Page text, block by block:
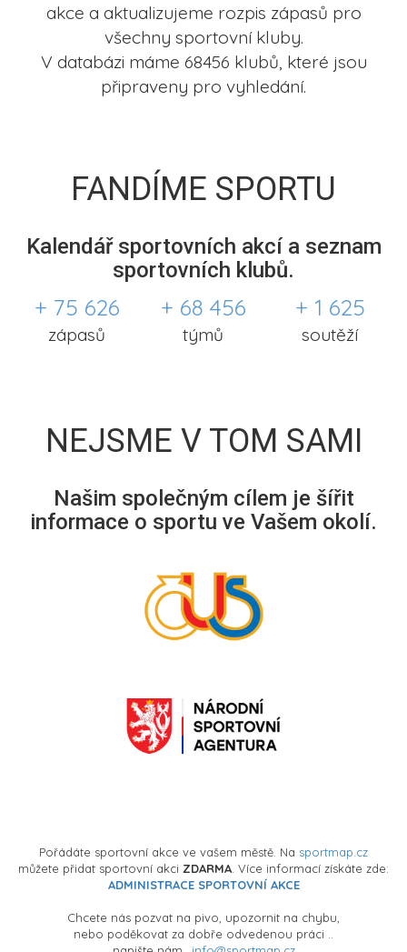
akce a aktualizujeme rozpis zápasů pro
všechny sportovní kluby.
V databázi máme 68456 klubů, které jsou
připraveny pro vyhledání.
FANDÍME SPORTU
Kalendář sportovních akcí a seznam
sportovních klubů.
+ 75 626
zápasů
+ 68 456
týmů
+ 1 625
soutěží
NEJSME V TOM SAMI
Našim společným cílem je šířit
informace o sportu ve Vašem okolí.
Pořádáte sportovní akce ve vašem městě. Na sportmap.cz
můžete přidat sportovní akci ZDARMA . Více informací získáte zde:
ADMINISTRACE SPORTOVNÍ AKCE
Chcete nás pozvat na pivo, upozornit na chybu,
nebo poděkovat za dobře odvedenou práci ..